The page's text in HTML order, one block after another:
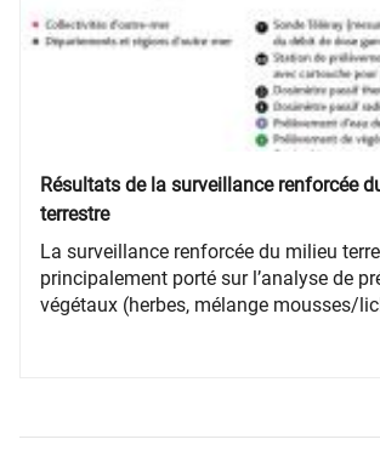
Résultats de la surveillance renforcée
terrestre
La surveillance renforcée du milieu
principalement porté sur l’analyse de
végétaux (herbes, mélange mousses/